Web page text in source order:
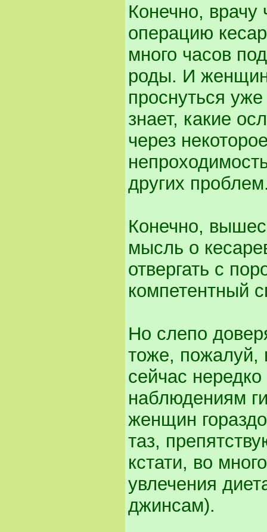
Конечно,
операцию
много часов
роды. И
проснуться
знает, какие
через
других
Конечно,
мысль о
отвергать с
компетентный
Но слепо
тоже, пожалуй,
сейчас
наблюдениям
женщин
таз,
кстати, во
увлечения
джинсам).